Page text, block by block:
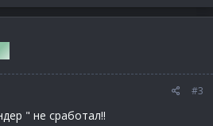
#3
" не сработал!!